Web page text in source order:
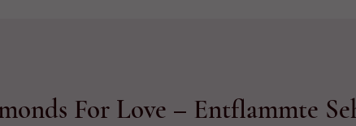
For Love – Entflammte